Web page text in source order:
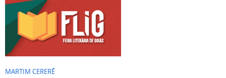
MARTIM CERERÊ